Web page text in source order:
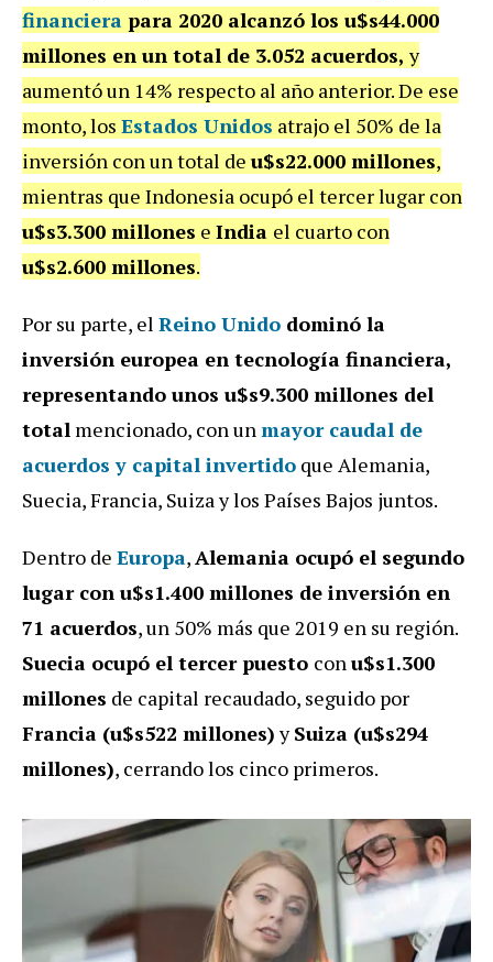
financiera para 2020 alcanzó los u$s44.000
millones en un total de 3.052 acuerdos,y
aumentó un 14% respecto al año anterior. De ese
monto, los Estados Unidos atrajo el 50% de la
inversión con un total de u$s22.000 millones,
mientras que Indonesia ocupó el tercer lugar con
u$s3.300 millones e India el cuarto con
u$s2.600 millones.
Por su parte, el Reino Unido dominó la
inversión europea en tecnología financiera,
representando unos u$s9.300 millones del
total mencionado, con unmayor caudal de
acuerdos y capital invertido que Alemania,
Suecia, Francia, Suiza y los Países Bajos juntos.
Dentro de Europa,Alemania ocupó el segundo
lugar con u$s1.400 millones de inversión en
71 acuerdos, un 50% más que 2019 en su región.
Suecia ocupó el tercer puesto conu$s1.300
millones de capital recaudado, seguido por
Francia (u$s522 millones)ySuiza (u$s294
millones), cerrando los cinco primeros.